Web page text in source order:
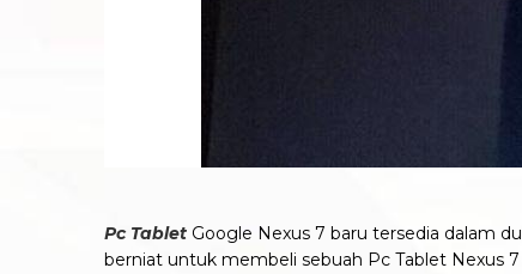
Pc Tablet Google Nexus 7 baru tersedia dalam
berniat untuk membeli sebuah Pc Tablet Nexus